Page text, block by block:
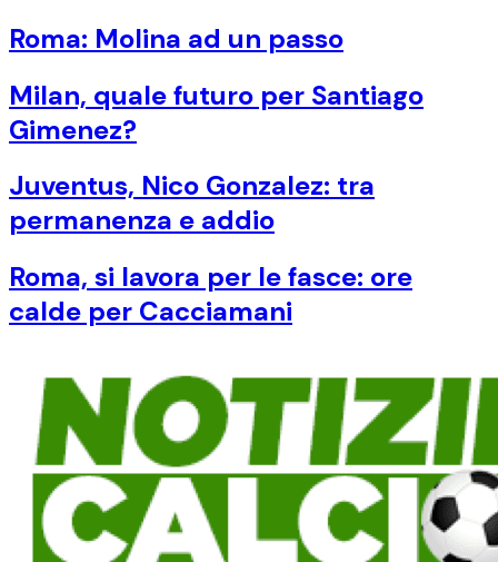
Roma: Molina ad un passo
Milan, quale futuro per Santiago
Gimenez?
Juventus, Nico Gonzalez: tra
permanenza e addio
Roma, si lavora per le fasce: ore
calde per Cacciamani